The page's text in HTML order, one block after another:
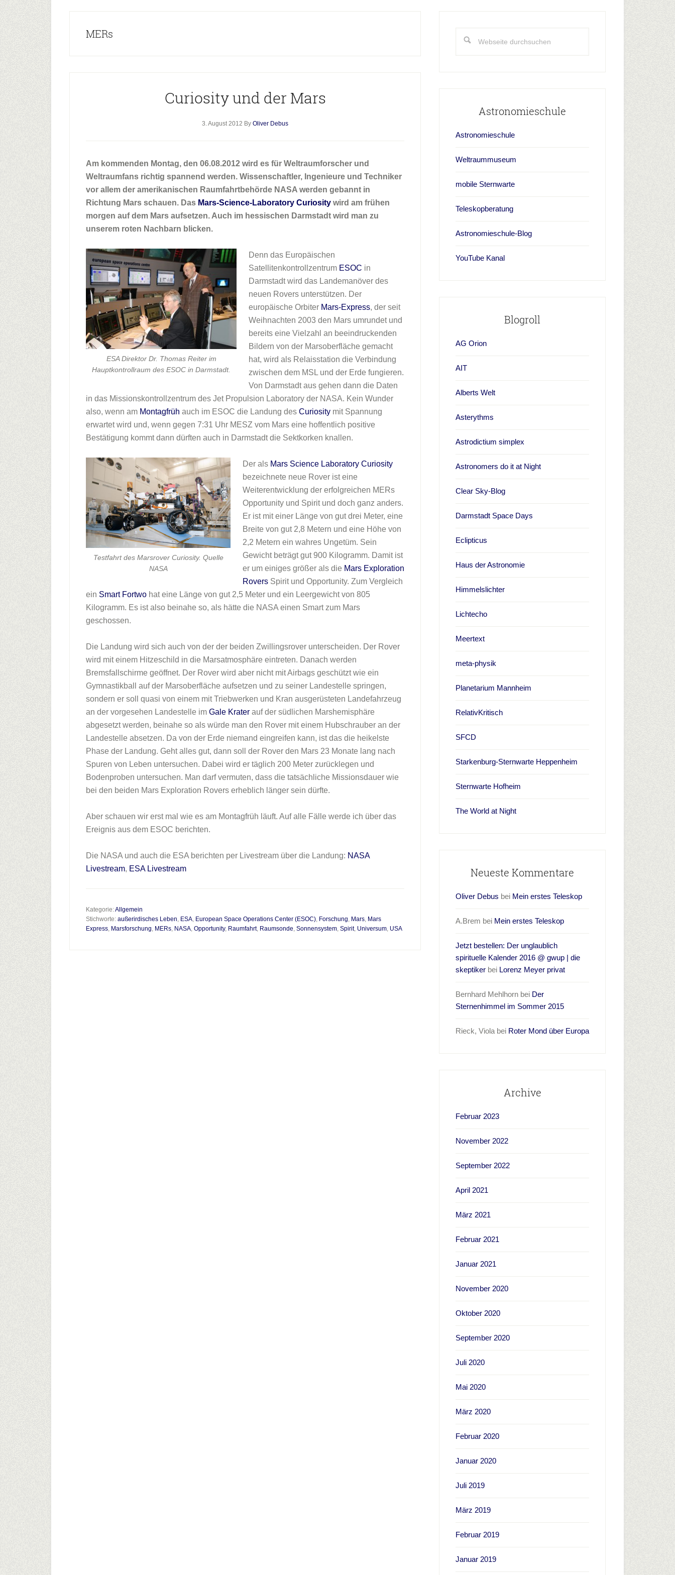
MERs
Curiosity und der Mars
3. August 2012 By Oliver Debus
Am kommenden Montag, den 06.08.2012 wird es für Weltraumforscher und
Weltraumfans richtig spannend werden. Wissenschaftler, Ingenieure und Techniker
vor allem der amerikanischen Raumfahrtbehörde NASA werden gebannt in
Richtung Mars schauen. Das Mars-Science-Laboratory Curiosity wird am frühen
morgen auf dem Mars aufsetzen. Auch im hessischen Darmstadt wird man zu
unserem roten Nachbarn blicken.
ESA Direktor Dr. Thomas Reiter im
Hauptkontrollraum des ESOC in Darmstadt.
Denn das Europäischen
Satellitenkontrollzentrum ESOC in
Darmstadt wird das Landemanöver des
neuen Rovers unterstützen. Der
europäische Orbiter Mars-Express, der seit
Weihnachten 2003 den Mars umrundet und
bereits eine Vielzahl an beeindruckenden
Bildern von der Marsoberfläche gemacht
hat, wird als Relaisstation die Verbindung
zwischen dem MSL und der Erde fungieren.
Von Darmstadt aus gehen dann die Daten
in das Missionskontrollzentrum des Jet Propulsion Laboratory der NASA. Kein Wunder
also, wenn am Montagfrüh auch im ESOC die Landung des Curiosity mit Spannung
erwartet wird und, wenn gegen 7:31 Uhr MESZ vom Mars eine hoffentlich positive
Bestätigung kommt dann dürften auch in Darmstadt die Sektkorken knallen.
Testfahrt des Marsrover Curiosity. Quelle
NASA
Der als Mars Science Laboratory Curiosity
bezeichnete neue Rover ist eine
Weiterentwicklung der erfolgreichen MERs
Opportunity und Spirit und doch ganz anders.
Er ist mit einer Länge von gut drei Meter, eine
Breite von gut 2,8 Metern und eine Höhe von
2,2 Metern ein wahres Ungetüm. Sein
Gewicht beträgt gut 900 Kilogramm. Damit ist
er um einiges größer als die Mars Exploration
Rovers Spirit und Opportunity. Zum Vergleich
ein Smart Fortwo hat eine Länge von gut 2,5 Meter und ein Leergewicht von 805
Kilogramm. Es ist also beinahe so, als hätte die NASA einen Smart zum Mars
geschossen.
Die Landung wird sich auch von der der beiden Zwillingsrover unterscheiden. Der Rover
wird mit einem Hitzeschild in die Marsatmosphäre eintreten. Danach werden
Bremsfallschirme geöffnet. Der Rover wird aber nicht mit Airbags geschützt wie ein
Gymnastikball auf der Marsoberfläche aufsetzen und zu seiner Landestelle springen,
sondern er soll quasi von einem mit Triebwerken und Kran ausgerüsteten Landefahrzeug
an der vorgesehen Landestelle im Gale Krater auf der südlichen Marshemisphäre
abgesetzt werden, beinahe so als würde man den Rover mit einem Hubschrauber an der
Landestelle absetzen. Da von der Erde niemand eingreifen kann, ist das die heikelste
Phase der Landung. Geht alles gut, dann soll der Rover den Mars 23 Monate lang nach
Spuren von Leben untersuchen. Dabei wird er täglich 200 Meter zurücklegen und
Bodenproben untersuchen. Man darf vermuten, dass die tatsächliche Missionsdauer wie
bei den beiden Mars Exploration Rovers erheblich länger sein dürfte.
Aber schauen wir erst mal wie es am Montagfrüh läuft. Auf alle Fälle werde ich über das
Ereignis aus dem ESOC berichten.
Die NASA und auch die ESA berichten per Livestream über die Landung: NASA
Livestream, ESA Livestream
Kategorie:Allgemein
Stichworte: außerirdisches Leben, ESA, European Space Operations Center (ESOC), Forschung, Mars, Mars
Express, Marsforschung, MERs, NASA, Opportunity, Raumfahrt, Raumsonde, Sonnensystem, Spirit, Universum, USA
durchsuchen
Astronomieschule
Astronomieschule
Weltraummuseum
mobile Sternwarte
Teleskopberatung
Astronomieschule-Blog
YouTube Kanal
Blogroll
AG Orion
AIT
Alberts Welt
Asterythms
Astrodictium simplex
Astronomers do it at Night
Clear Sky-Blog
Darmstadt Space Days
Eclipticus
Haus der Astronomie
Himmelslichter
Lichtecho
Meertext
meta-physik
Planetarium Mannheim
RelativKritisch
SFCD
Starkenburg-Sternwarte Heppenheim
Sternwarte Hofheim
The World at Night
Neueste Kommentare
Oliver Debus bei Mein erstes Teleskop
A.Brem bei Mein erstes Teleskop
Jetzt bestellen: Der unglaublich
spirituelle Kalender 2016 @ gwup | die
skeptiker bei Lorenz Meyer privat
Bernhard Mehlhorn bei Der
Sternenhimmel im Sommer 2015
Rieck, Viola bei Roter Mond über Europa
Archive
Februar 2023
November 2022
September 2022
April 2021
März 2021
Februar 2021
Januar 2021
November 2020
Oktober 2020
September 2020
Juli 2020
Mai 2020
März 2020
Februar 2020
Januar 2020
Juli 2019
März 2019
Februar 2019
Januar 2019